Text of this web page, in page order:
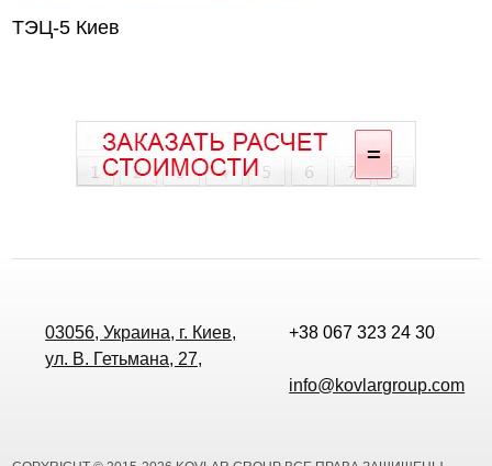
ТЭЦ-5 Киев
03056, Украина, г. Киев,
ул. В. Гетьмана, 27,
+38 067 323 24 30
info@kovlargroup.com